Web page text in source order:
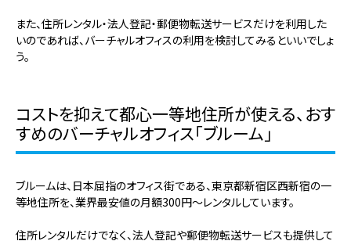
また、住所レンタル・法人登記・郵便物転送サービスだけを利用した
いのであれば、バーチャルオフィスの利用を検討してみるといいでしょ
う。
コストを抑えて都心一等地住所が使える、おす
すめのバーチャルオフィス「ブルーム」
ブルームは、日本屈指のオフィス街である、東京都新宿区西新宿の一
等地住所を、業界最安値の月額300円～レンタルしています。
住所レンタルだけでなく、法人登記や郵便物転送サービスも提供して